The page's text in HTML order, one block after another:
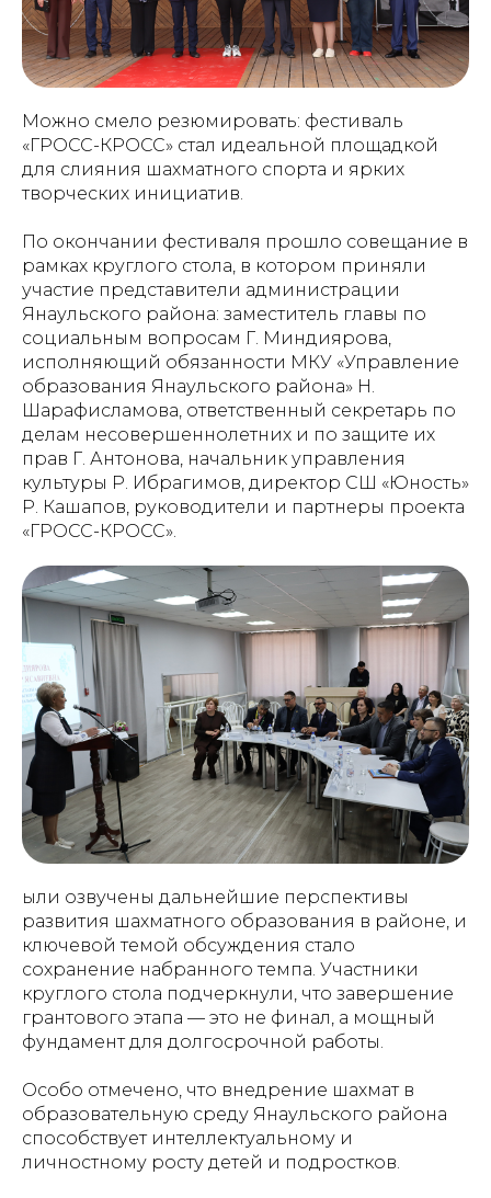
Можно смело резюмировать: фестиваль
«ГРОСС-КРОСС» стал идеальной площадкой
для слияния шахматного спорта и ярких
творческих инициатив.
По окончании фестиваля прошло совещание в
рамках круглого стола, в котором приняли
участие представители администрации
Янаульского района: заместитель главы по
социальным вопросам Г. Миндиярова,
исполняющий обязанности МКУ «Управление
образования Янаульского района» Н.
Шарафисламова, ответственный секретарь по
делам несовершеннолетних и по защите их
прав Г. Антонова, начальник управления
культуры Р. Ибрагимов, директор СШ «Юность»
Р. Кашапов, руководители и партнеры проекта
«ГРОСС-КРОСС».
ыли озвучены дальнейшие перспективы
развития шахматного образования в районе, и
ключевой темой обсуждения стало
сохранение набранного темпа. Участники
круглого стола подчеркнули, что завершение
грантового этапа — это не финал, а мощный
фундамент для долгосрочной работы.
Особо отмечено, что внедрение шахмат в
образовательную среду Янаульского района
способствует интеллектуальному и
личностному росту детей и подростков.